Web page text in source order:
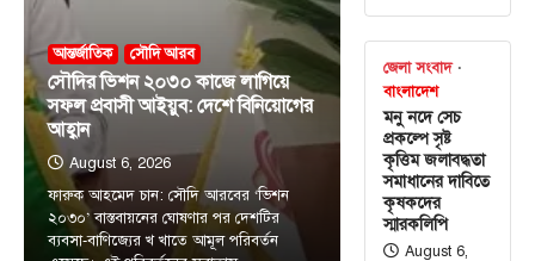
আন্তর্জাতিক সৌদি আরব
সৌদির ভিশন ২০৩০ কাজে লাগিয়ে
সফল প্রবাসী আইয়ুব: দেশে বিনিয়োগের
আহ্বান
August 6, 2026
ফারুক আহমেদ চান: সৌদি আরবের ‘ভিশন
২০৩০’ বাস্তবায়নের ঘোষণার পর দেশটির
ব্যবসা-বাণিজ্যের খ খাতে আমূল পরিবর্তন
জেলা সংবাদ
বাংলাদেশ
মনু নদে সেচ
প্রকল্পে সৃষ্ট
কৃত্তিম জলাবদ্ধতা
সমাধানের দাবিতে
কৃষকদের
স্মারকলিপি
August 6,